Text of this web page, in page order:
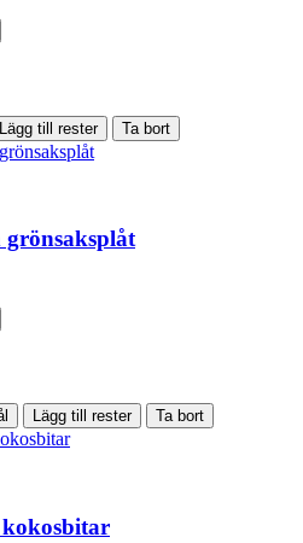
Lägg till rester Ta bort
grönsaksplåt
Lägg till rester Ta bort